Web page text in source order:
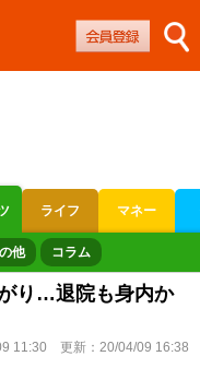
ライフ マネー
他 コラム
り…退院も身内か
11:30 更新： 20/04/09 16:38